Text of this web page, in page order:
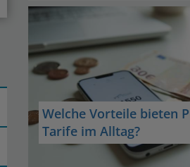
Welche Vorteile bieten
Tarife im Alltag?